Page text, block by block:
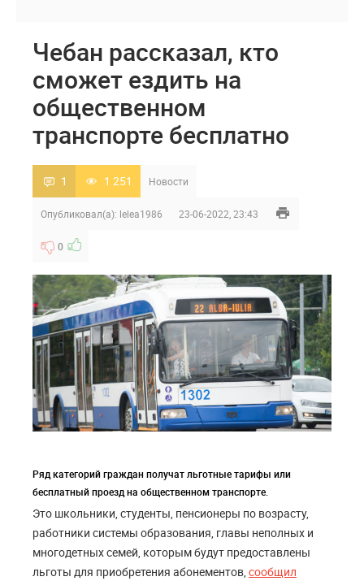
Чебан рассказал, кто
сможет ездить на
общественном
транспорте бесплатно
1 1 251 Новости
Опубликовал(а): lelea1986 23-06-2022, 23:43
0
Ряд категорий граждан получат льготные тарифы или
бесплатный проезд на общественном транспорте.
Это школьники, студенты, пенсионеры по возрасту,
работники системы образования, главы неполных и
многодетных семей, которым будут предоставлены
льготы для приобретения абонементов, сообщил